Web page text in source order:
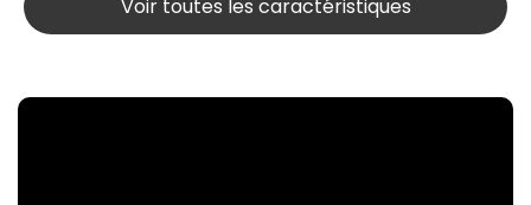
Voir toutes les caractéristiques